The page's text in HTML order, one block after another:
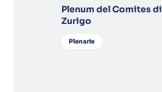
Plenum del Comites di
Zurigo
Plenarie